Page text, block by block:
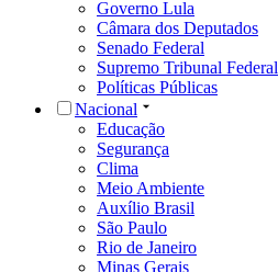
Governo Lula
Câmara dos Deputados
Senado Federal
Supremo Tribunal Federal
Políticas Públicas
Nacional
Educação
Segurança
Clima
Meio Ambiente
Auxílio Brasil
São Paulo
Rio de Janeiro
Minas Gerais